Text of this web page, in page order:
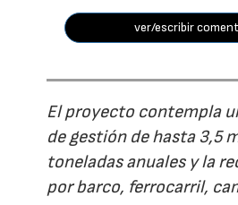
ver/escribir
El proyecto contempla
de gestión de hasta 3,5
toneladas anuales y la
por barco, ferrocarril,